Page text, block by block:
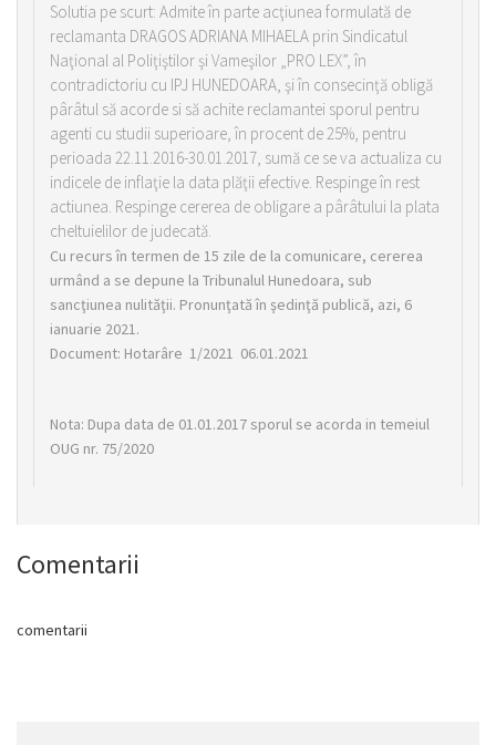
Solutia pe scurt: Admite în parte acţiunea formulată de
reclamanta DRAGOS ADRIANA MIHAELA prin Sindicatul
Naţional al Poliţiştilor şi Vameşilor „PRO LEX”, în
contradictoriu cu IPJ HUNEDOARA, şi în consecinţă obligă
pârâtul să acorde si să achite reclamantei sporul pentru
agenti cu studii superioare, în procent de 25%, pentru
perioada 22.11.2016-30.01.2017, sumă ce se va actualiza cu
indicele de inflaţie la data plăţii efective. Respinge în rest
actiunea. Respinge cererea de obligare a pârâtului la plata
cheltuielilor de judecată.
Cu recurs în termen de 15 zile de la comunicare, cererea
urmând a se depune la Tribunalul Hunedoara, sub
sancţiunea nulităţii. Pronunţată în şedinţă publică, azi, 6
ianuarie 2021.
Document: Hotarâre 1/2021 06.01.2021
Nota: Dupa data de 01.01.2017 sporul se acorda in temeiul
OUG nr. 75/2020
Comentarii
comentarii